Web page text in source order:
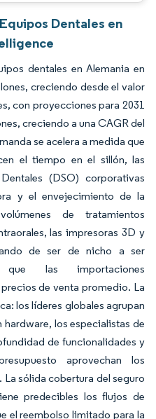
Dentales en
dentales en Alemania en
creciendo desde el valor
con proyecciones para 2031
creciendo a una CAGR del
se acelera a medida que
el tiempo en el sillón, las
(DSO) corporativas
y el envejecimiento de la
de tratamientos
las impresoras 3D y
de ser de nicho a ser
que las importaciones
de venta promedio. La
los líderes globales agrupan
los especialistas de
de funcionalidades y
aprovechan los
La sólida cobertura del seguro
predecibles los flujos de
el reembolso limitado para la